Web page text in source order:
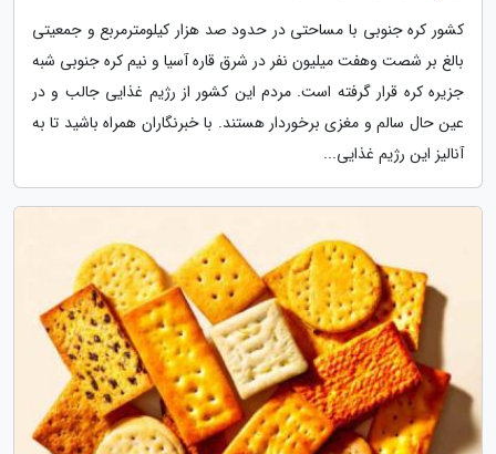
کشور کره جنوبی با مساحتی در حدود صد هزار کیلومترمربع و جمعیتی
بالغ بر شصت وهفت میلیون نفر در شرق قاره آسیا و نیم کره جنوبی شبه
جزیره کره قرار گرفته است. مردم این کشور از رژیم غذایی جالب و در
عین حال سالم و مغزی برخوردار هستند. با خبرنگاران همراه باشید تا به
آنالیز این رژیم غذایی...